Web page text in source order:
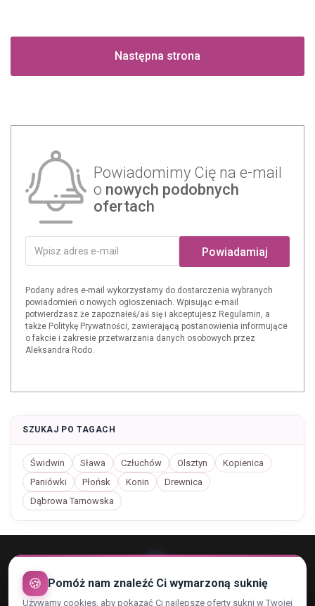
Następna strona
Powiadomimy Cię na e-mail
o nowych podobnych
ofertach
Powiadamiaj
Podany adres e-mail wykorzystamy do dostarczenia wybranych
powiadomień o nowych ogłoszeniach. Wpisując e-mail
potwierdzasz że zapoznałeś/aś się i akceptujesz Regulamin, a
także Politykę Prywatności, zawierającą postanowienia informujące
o fakcie i zakresie przetwarzania danych osobowych przez
Aleksandra Rodo.
SZUKAJ PO TAGACH
Świdwin Sława Człuchów Olsztyn
Kopienica
Paniówki
Płońsk Konin
Drewnica
Dąbrowa Tarnowska
🍪 Pomóż nam znaleźć Ci wymarzoną suknię
Używamy cookies, aby pokazać Ci najlepsze oferty sukni w Twojej